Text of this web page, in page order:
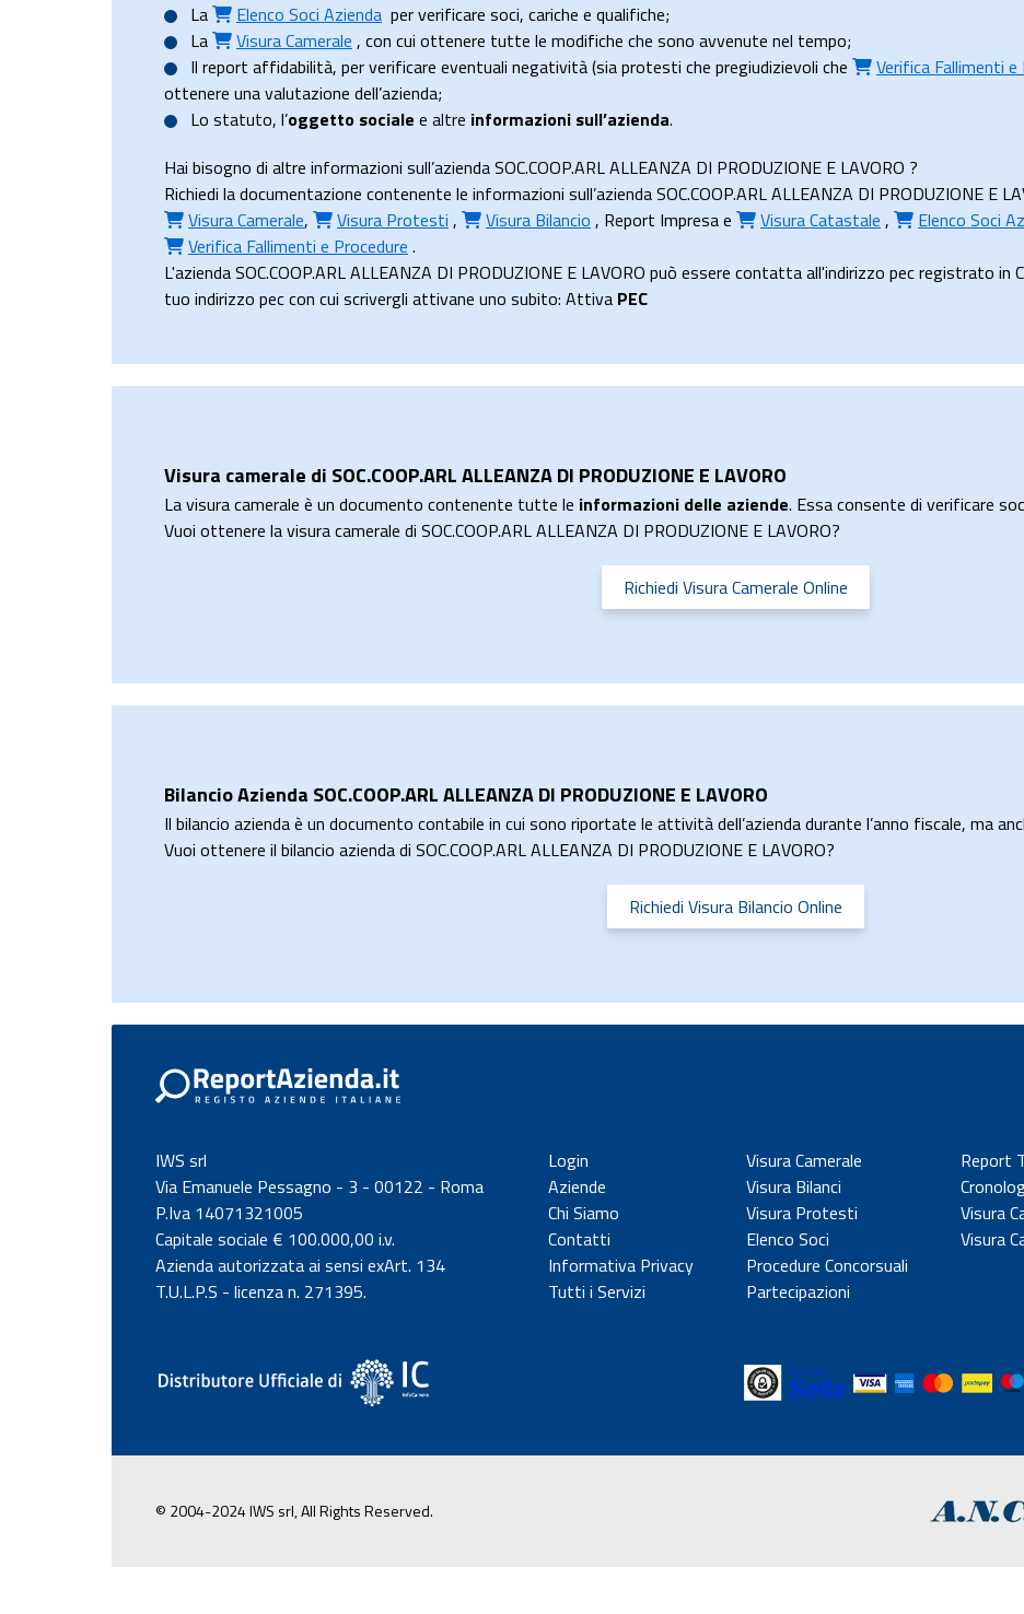
La
Elenco Soci Azienda per verificare soci, cariche e qualifiche;
La
Visura Camerale , con cui ottenere tutte le modifiche che sono avvenute nel tempo;
Il report affidabilità, per verificare eventuali negatività (sia protesti che pregiudizievoli che Verifica Fallimenti e
ottenere una valutazione dell’azienda;
Lo statuto, l’oggetto sociale e altre informazioni sull’azienda.
Hai bisogno di altre informazioni sull’azienda SOC.COOP.ARL ALLEANZA DI PRODUZIONE E LAVORO ?
Richiedi la documentazione contenente le informazioni sull’azienda SOC.COOP.ARL ALLEANZA DI PRODUZIONE E
Visura Camerale, Visura Protesti , Visura Bilancio , Report Impresae Visura Catastale , Elenco Soci
Verifica Fallimenti e Procedure .
L'azienda SOC.COOP.ARL ALLEANZA DI PRODUZIONE E LAVORO può essere contatta all'indirizzo pec registrato in
tuo indirizzo pec con cui scrivergli attivane uno subito: Attiva PEC
Visura camerale di SOC.COOP.ARL ALLEANZA DI PRODUZIONE E LAVORO
La visura camerale è un documento contenente tutte le informazioni delle aziende. Essa consente di verificare
Vuoi ottenere la visura camerale di SOC.COOP.ARL ALLEANZA DI PRODUZIONE E LAVORO?
Richiedi Visura Camerale Online
Bilancio Azienda SOC.COOP.ARL ALLEANZA DI PRODUZIONE E LAVORO
Il bilancio azienda è un documento contabile in cui sono riportate le attività dell’azienda durante l’anno fiscale, ma
Vuoi ottenere il bilancio azienda di SOC.COOP.ARL ALLEANZA DI PRODUZIONE E LAVORO?
Richiedi Visura Bilancio Online
IWS srl
Via Emanuele Pessagno - 3 - 00122 - Roma
P.Iva 14071321005
Capitale sociale € 100.000,00 i.v.
Azienda autorizzata ai sensi exArt. 134
T.U.L.P.S - licenza n. 271395.
Login
Aziende
Chi Siamo
Contatti
Informativa Privacy
Tutti i Servizi
Visura Camerale
Visura Bilanci
Visura Protesti
Elenco Soci
Procedure Concorsuali
Partecipazioni
Report
Visura
Visura
© 2004-2024 IWS srl, All Rights Reserved.